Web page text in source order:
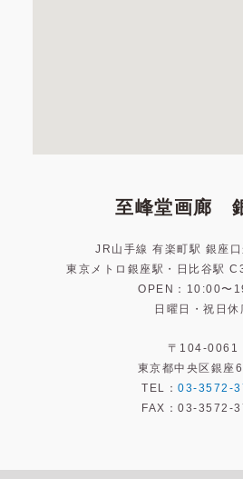
至峰堂画廊
JR山手線 有楽町駅 銀座
東京メトロ銀座駅・日比谷駅
OPEN：10:00〜
日曜日・祝日休
〒104-0061
東京都中央区銀座
TEL： 03-3572-
FAX：03-3572-